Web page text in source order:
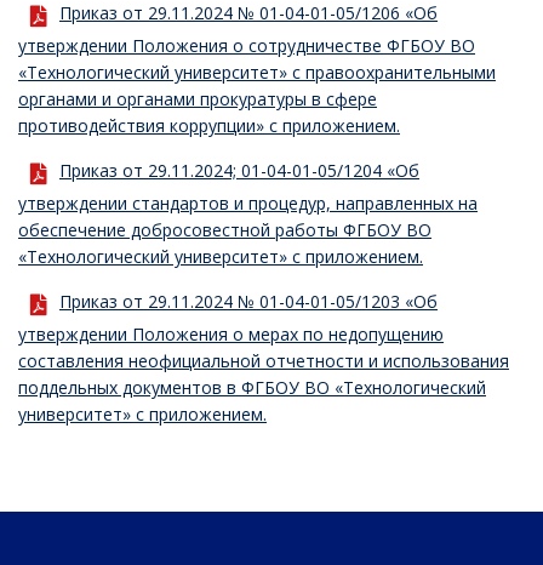
Приказ от 29.11.2024 № 01-04-01-05/1206 «Об
утверждении Положения о сотрудничестве ФГБОУ ВО
«Технологический университет» с правоохранительными
органами и органами прокуратуры в сфере
противодействия коррупции» с приложением.
Приказ от 29.11.2024; 01-04-01-05/1204 «Об
утверждении стандартов и процедур, направленных на
обеспечение добросовестной работы ФГБОУ ВО
«Технологический университет» с приложением.
Приказ от 29.11.2024 № 01-04-01-05/1203 «Об
утверждении Положения о мерах по недопущению
составления неофициальной отчетности и использования
поддельных документов в ФГБОУ ВО «Технологический
университет» с приложением.